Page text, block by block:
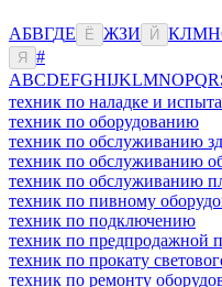
АБВГДЕ Ё ЖЗИ Й КЛМН
Я
#
ABCDEFGHIJKLMNOPQR
техник по наладке и
техник по оборудованию
техник по обслуживанию
техник по обслуживанию
техник по обслуживанию
техник по пивному
техник по подключению
техник по предпродажной
техник по прокату
техник по ремонту